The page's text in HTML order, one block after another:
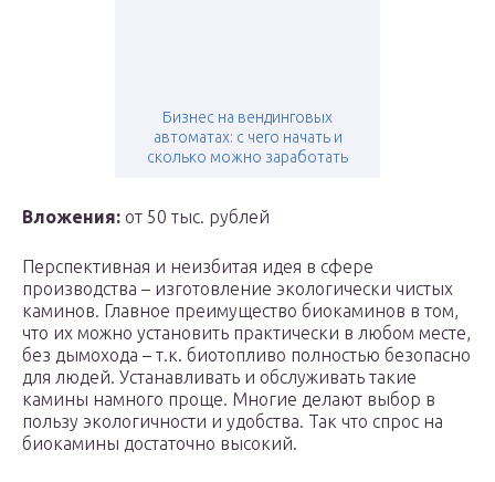
Бизнес на вендинговых
автоматах: с чего начать и
сколько можно заработать
Вложения: от 50 тыс. рублей
Перспективная и неизбитая идея в сфере
производства – изготовление экологически чистых
каминов. Главное преимущество биокаминов в том,
что их можно установить практически в любом месте,
без дымохода – т.к. биотопливо полностью безопасно
для людей. Устанавливать и обслуживать такие
камины намного проще. Многие делают выбор в
пользу экологичности и удобства. Так что спрос на
биокамины достаточно высокий.